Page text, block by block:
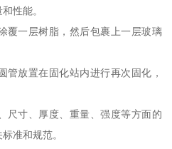
性能。
覆一层树脂，然后包裹上一层玻璃
管放置在固化站内进行再次固化，
尺寸、厚度、重量、强度等方面的
准和规范。